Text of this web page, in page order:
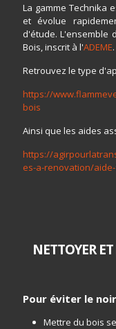
La gamme Technika
et évolue
d'étude. L'ensemble
Bois, inscrit à l'ADEME.
Retrouvez le type
https://
bois
Ainsi que les aides
https://
es-a-renovation/
NETTOYER
Pour éviter le
Mettre du bois